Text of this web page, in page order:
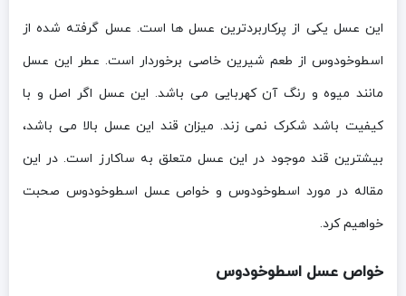
این عسل یکی از پرکاربردترین عسل ها است. عسل گرفته شده از
اسطوخودوس از طعم شیرین خاصی برخوردار است. عطر این عسل
مانند میوه و رنگ آن کهربایی می باشد. این عسل اگر اصل و با
کیفیت باشد شکرک نمی زند. میزان قند این عسل بالا می باشد،
بیشترین قند موجود در این عسل متعلق به ساکارز است. در این
مقاله در مورد اسطوخودوس و خواص عسل اسطوخودوس صحبت
خواهیم کرد.
خواص عسل اسطوخودوس